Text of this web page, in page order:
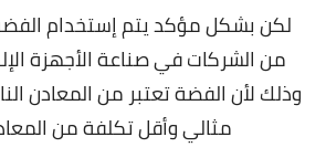
لكن بشكل مؤكد يتم إستخدام
من الشركات في صناعة الأجهزة
وذلك لأن الفضة تعتبر من المعادن
مثالي وأقل تكلفة من